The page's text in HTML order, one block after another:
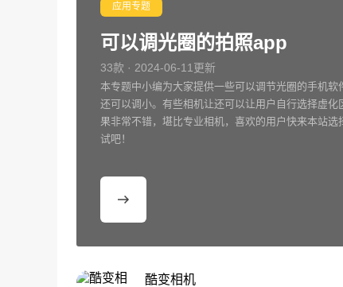
应用专题
可以调光圈的拍照app
33款 · 2024-06-11更新
本专题中小编为大家提供一些可以调节光圈的手机软
还可以调小。有些相机让还可以让用户自行选择虚化
果非常不错，堪比专业相机，喜欢的用户快来本站选
试吧！
酷变相机